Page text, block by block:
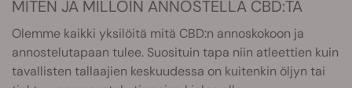
MITEN JA MILLOIN ANNOSTELLA CBD:TÄ
Olemme kaikki yksilöitä mitä CBD:n annoskokoon ja
annostelutapaan tulee. Suosituin tapa niin atleettien kuin
tavallisten tallaajien keskuudessa on kuitenkin öljyn tai